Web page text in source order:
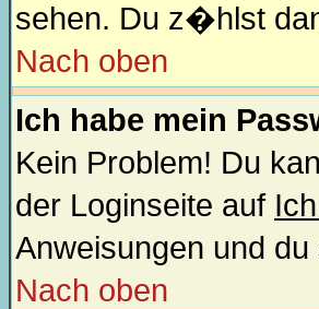
sehen. Du z�hlst
Nach oben
Ich habe mein
Kein Problem! Du
der Loginseite auf
Anweisungen und
Nach oben